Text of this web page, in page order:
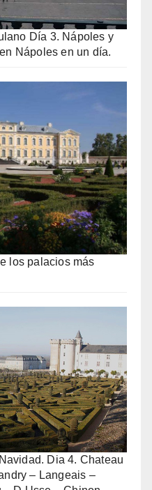
Día 3. Nápoles y
Nápoles en un día.
los palacios más
Dia 4. Chateau
– Langeais –